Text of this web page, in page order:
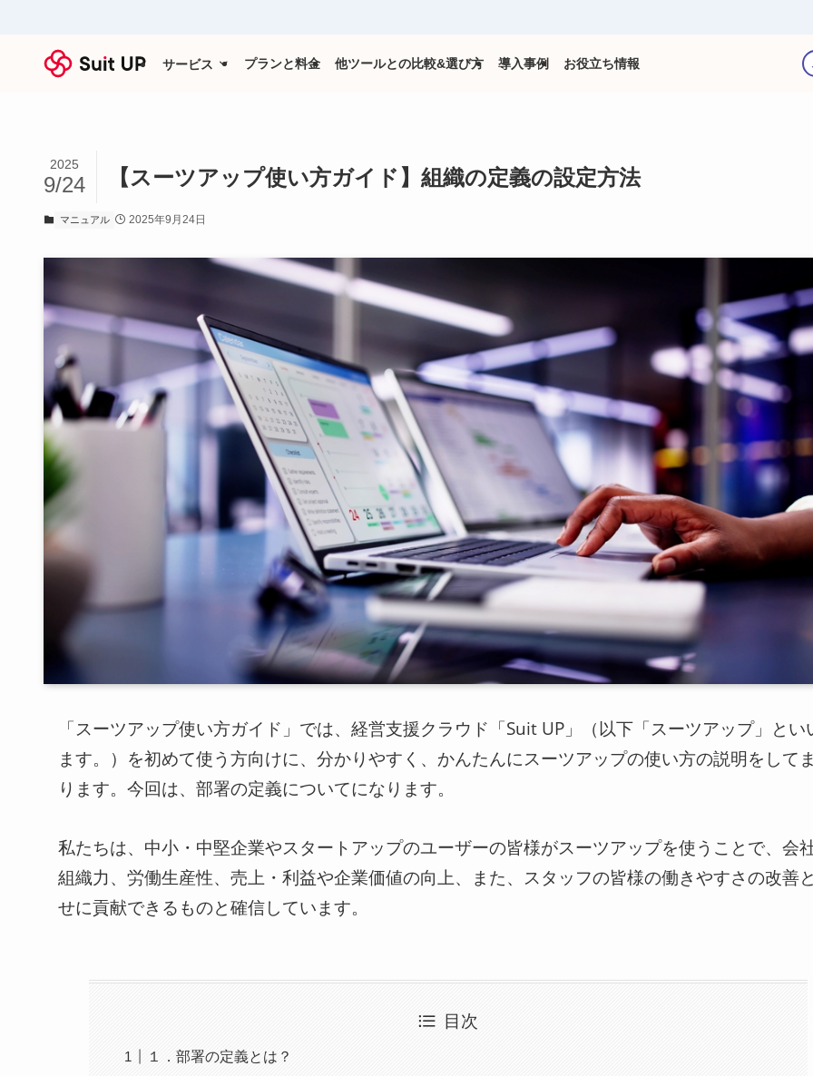
サービス プランと料金 他ツールとの比較&選び方 導入事例 お役立ち情報
【スーツアップ使い方ガイド】組織の定義の設定方法
2025
9/24
マニュアル 2025年9月24日
「スーツアップ使い方ガイド」では、経営支援クラウド「Suit UP」（以下「スーツアップ」とい
ます。）を初めて使う方向けに、分かりやすく、かんたんにスーツアップの使い方の説明をして
ります。今回は、部署の定義についてになります。
私たちは、中小・中堅企業やスタートアップのユーザーの皆様がスーツアップを使うことで、会
組織力、労働生産性、売上・利益や企業価値の向上、また、スタッフの皆様の働きやすさの改善
せに貢献できるものと確信しています。
目次
１．部署の定義とは？